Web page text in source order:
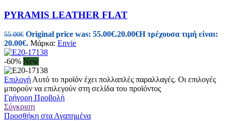
PYRAMIS LEATHER FLAT
55.00€ Original price was: 55.00€.20.00€Η τρέχουσα τιμή είναι:
20.00€. Μάρκα: Envie
-60% New
Επιλογή Αυτό το προϊόν έχει πολλαπλές παραλλαγές. Οι επιλογές
μπορούν να επιλεγούν στη σελίδα του προϊόντος
Γρήγορη Προβολή
Σύγκριση
Προσθήκη στα Αγαπημένα